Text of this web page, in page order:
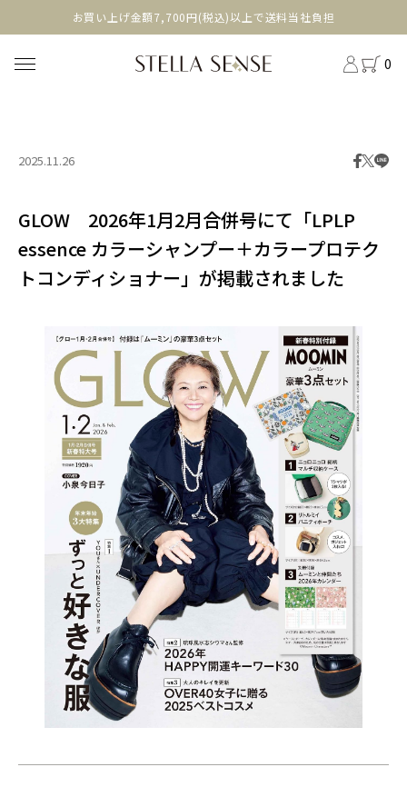
お買い上げ金額7,700円(税込)以上で送料当社負担
0
2025.11.26
GLOW 2026年1月2月合併号にて「LPLP
essence カラーシャンプー＋カラープロテク
トコンディショナー」が掲載されました